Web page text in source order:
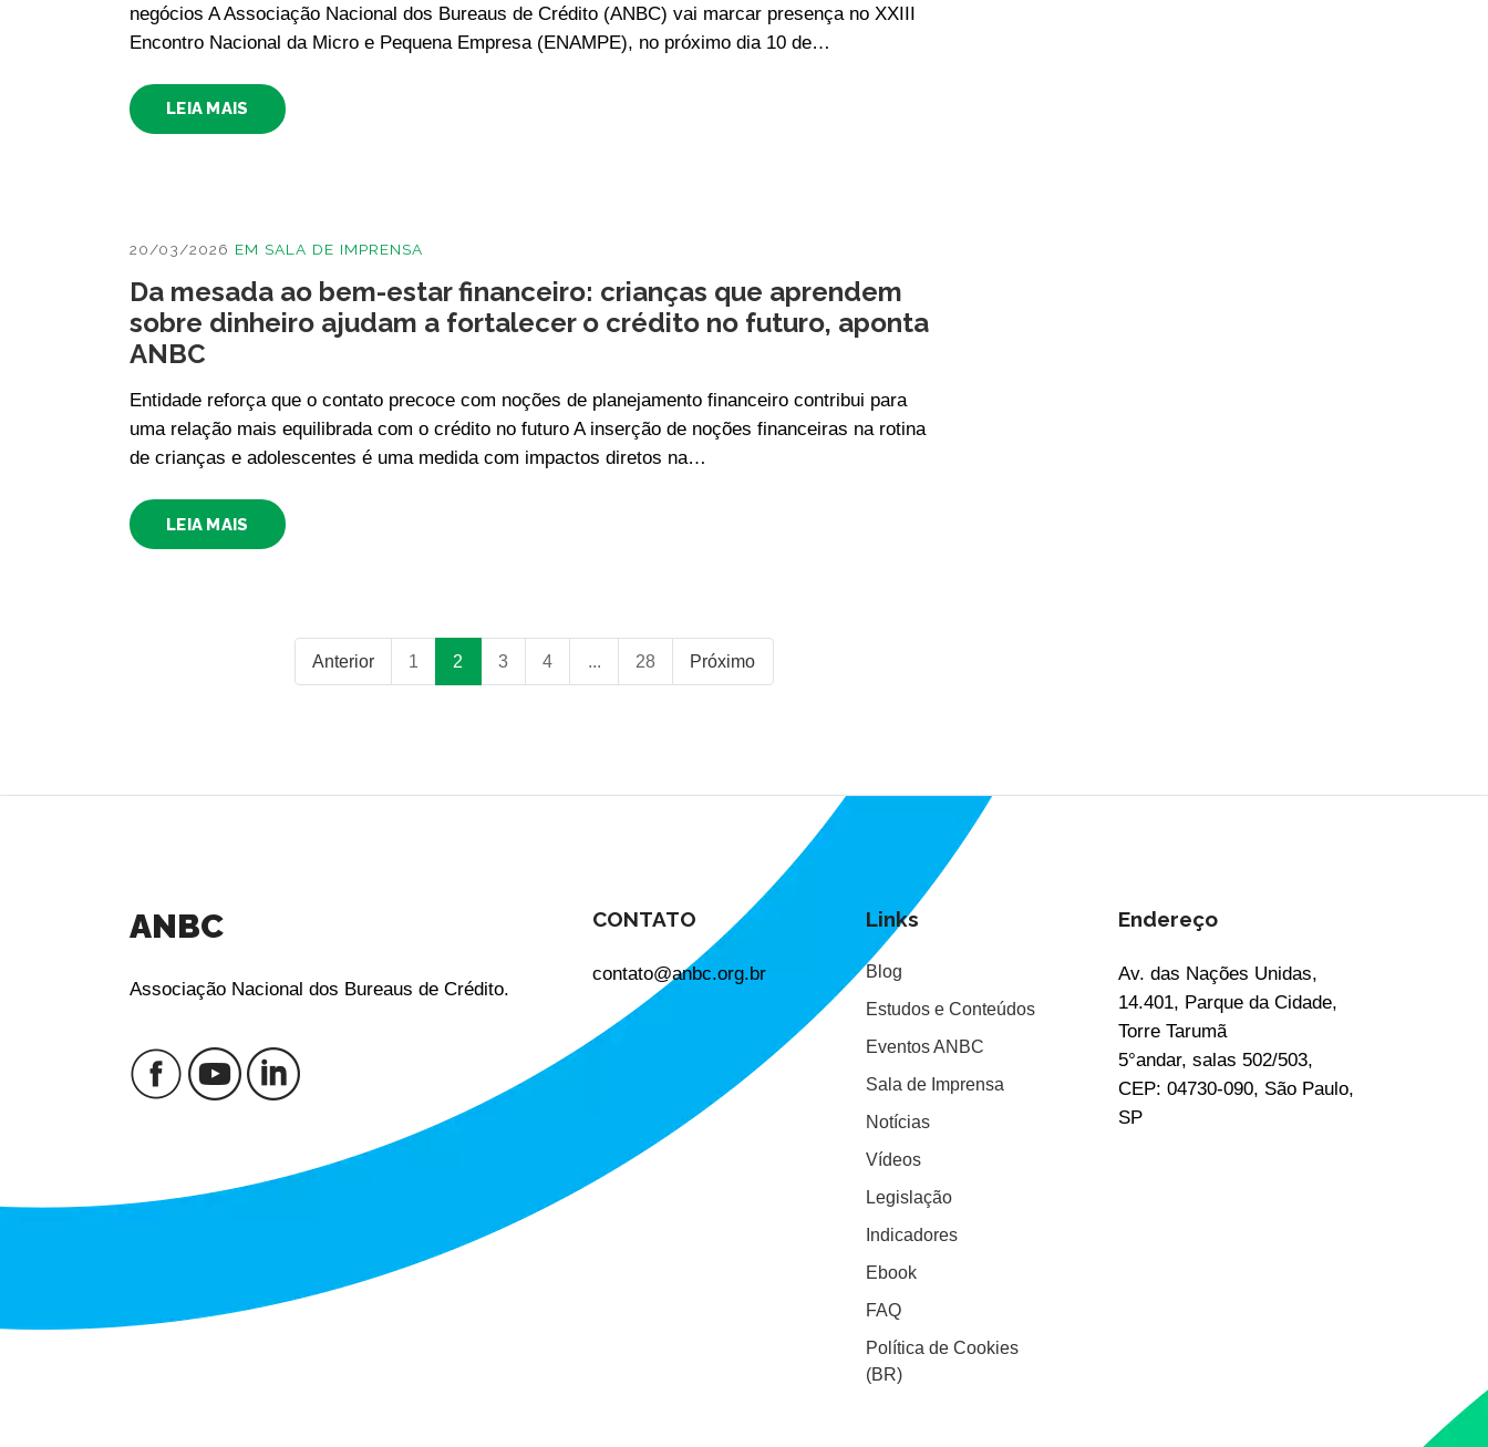
negócios A Associação Nacional dos Bureaus de Crédito (ANBC) vai marcar presença no XXIII
Encontro Nacional da Micro e Pequena Empresa (ENAMPE), no próximo dia 10 de…
LEIA MAIS
20/03/2026 EM SALA DE IMPRENSA
Da mesada ao bem-estar financeiro: crianças que aprendem
sobre dinheiro ajudam a fortalecer o crédito no futuro, aponta
ANBC
Entidade reforça que o contato precoce com noções de planejamento financeiro contribui para
uma relação mais equilibrada com o crédito no futuro A inserção de noções financeiras na rotina
de crianças e adolescentes é uma medida com impactos diretos na…
LEIA MAIS
Anterior 1 2 3 4 ... 28 Próximo
ANBC
Associação Nacional dos Bureaus de Crédito.
CONTATO
contato@anbc.org.br
Links
Blog
Estudos e Conteúdos
Eventos ANBC
Sala de Imprensa
Notícias
Vídeos
Legislação
Indicadores
Ebook
FAQ
Política de Cookies
(BR)
Endereço
Av. das Nações Unidas,
14.401, Parque da Cidade,
Torre Tarumã
5°andar, salas 502/503,
CEP: 04730-090, São Paulo,
SP